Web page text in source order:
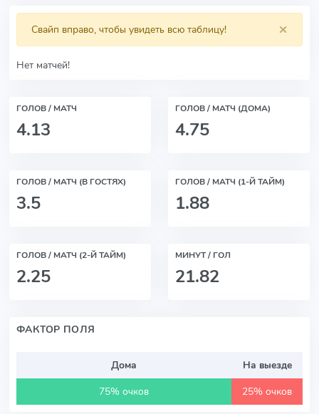
×
Свайп вправо, чтобы увидеть всю таблицу!
Нет матчей!
ГОЛОВ / МАТЧ
4.13
ГОЛОВ / МАТЧ (ДОМА)
4.75
ГОЛОВ / МАТЧ (В ГОСТЯХ)
3.5
ГОЛОВ / МАТЧ (1-Й ТАЙМ)
1.88
ГОЛОВ / МАТЧ (2-Й ТАЙМ)
2.25
МИНУТ / ГОЛ
21.82
ФАКТОР ПОЛЯ
Дома
На выезде
75% очков
25% очков